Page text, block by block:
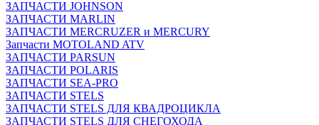
ЗАПЧАСТИ JOHNSON
ЗАПЧАСТИ MARLIN
ЗАПЧАСТИ MERCRUZER и MERCURY
Запчасти MOTOLAND ATV
ЗАПЧАСТИ PARSUN
ЗАПЧАСТИ POLARIS
ЗАПЧАСТИ SEA-PRO
ЗАПЧАСТИ STELS
ЗАПЧАСТИ STELS ДЛЯ КВАДРОЦИКЛА
ЗАПЧАСТИ STELS ДЛЯ СНЕГОХОДА